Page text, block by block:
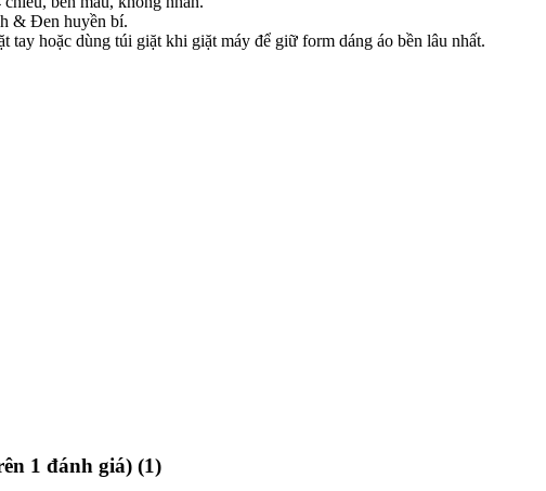
& Đen huyền bí.
tay hoặc dùng túi giặt khi giặt máy để giữ form dáng áo bền lâu nhất.
1 đánh giá) (1)